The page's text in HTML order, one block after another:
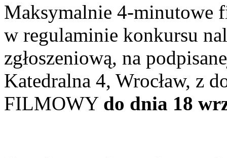
Maksymalnie 4-minutowe
w regulaminie konkursu
zgłoszeniową, na
Katedralna 4, Wrocław, z
FILMOWY do dnia 18